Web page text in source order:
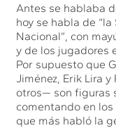
Antes se hablaba
hoy se habla de
Nacional”, con
y de los jugadores
Por supuesto que
Jiménez, Erik Lira
otros— son figuras
comentando en
que más habló la